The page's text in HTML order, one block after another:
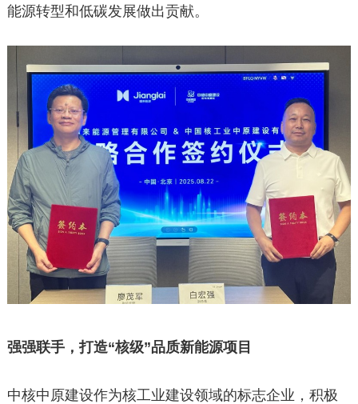
能源转型和低碳发展做出贡献。
强强联手，打造“核级”品质新能源项目
中核中原建设作为核工业建设领域的标志企业，积极